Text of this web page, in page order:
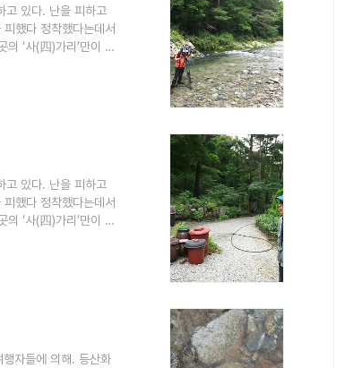
고 있다. 난을 피하고
했다 정착했다는데서
‘사(四)가리’만이 남
들이 홍천군 내면과
고 있다. 난을 피하고
했다 정착했다는데서
‘사(四)가리’만이 남
들이 홍천군 내면과
자들에 의해. 등산화